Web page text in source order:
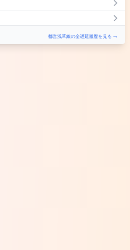
都営浅草線の全遅延履歴を見る →